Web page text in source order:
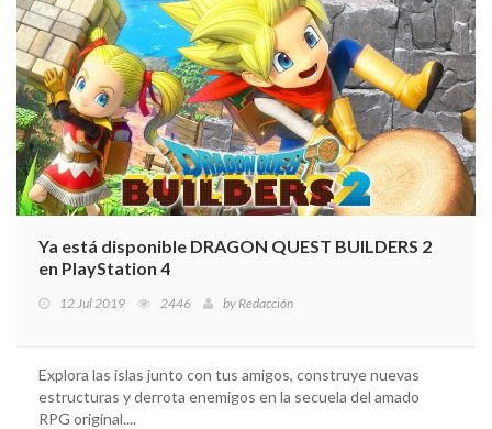
Ya está disponible DRAGON QUEST BUILDERS 2
en PlayStation 4
12 Jul 2019 2446 byRedacción
Explora las islas junto con tus amigos, construye nuevas
estructuras y derrota enemigos en la secuela del amado
RPG original....